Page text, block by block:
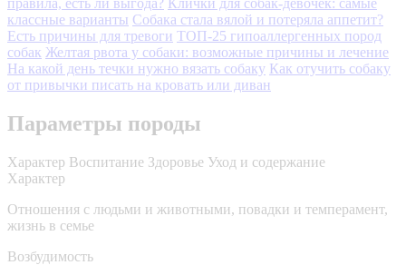
классные варианты Собака стала вялой и потеряла аппетит?
Есть причины для тревоги ТОП-25 гипоаллергенных пород
собак Желтая рвота у собаки: возможные причины и лечение
На какой день течки нужно вязать собаку Как отучить собаку
от привычки писать на кровать или диван
Параметры породы
Характер Воспитание Здоровье Уход и содержание
Характер
Отношения с людьми и животными, повадки и темперамент,
жизнь в семье
Возбудимость